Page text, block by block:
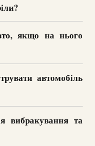
якщо на нього
автомобіль
вибракування та